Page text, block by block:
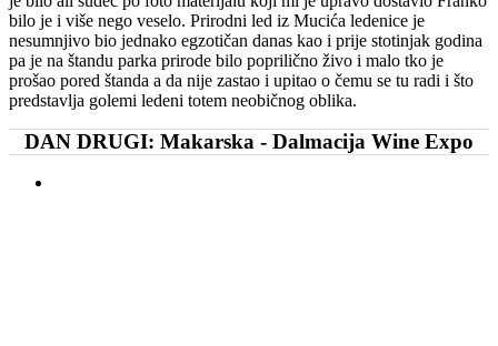
bilo je i više nego veselo. Prirodni led iz Mucića ledenice je
nesumnjivo bio jednako egzotičan danas kao i prije stotinjak godina
pa je na štandu parka prirode bilo poprilično živo i malo tko je
prošao pored štanda a da nije zastao i upitao o čemu se tu radi i što
predstavlja golemi ledeni totem neobičnog oblika.
DAN DRUGI: Makarska - Dalmacija Wine Expo